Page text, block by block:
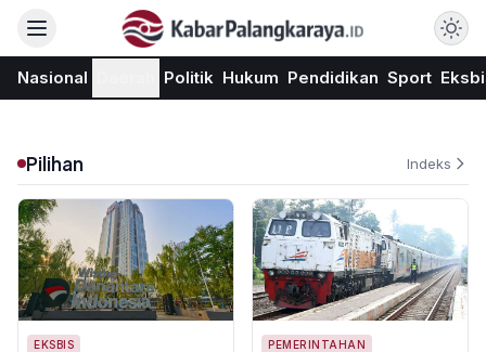
Nasional Politik Hukum Pendidikan Sport
Pilihan Indeks
EKSBIS PEMERINTAHAN